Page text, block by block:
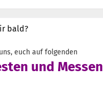
bald?
euch auf folgenden
und Messen